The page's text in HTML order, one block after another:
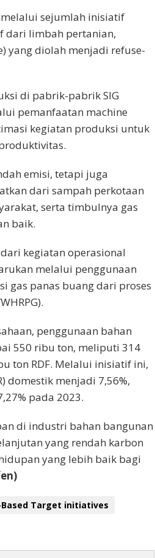
melalui sejumlah inisiatif
dari limbah pertanian,
yang diolah menjadi refuse-
di pabrik-pabrik SIG
pemanfaatan machine
kegiatan produksi untuk
emisi, tetapi juga
dari sampah perkotaan
serta timbulnya gas
baik.
kegiatan operasional
melalui penggunaan
gas panas buang dari proses
penggunaan bahan
550 ribu ton, meliputi 314
ton RDF. Melalui inisiatif ini,
domestik menjadi 7,56%,
pada 2023.
di industri bahan bangunan
yang rendah karbon
yang lebih baik bagi
Based Target initiatives